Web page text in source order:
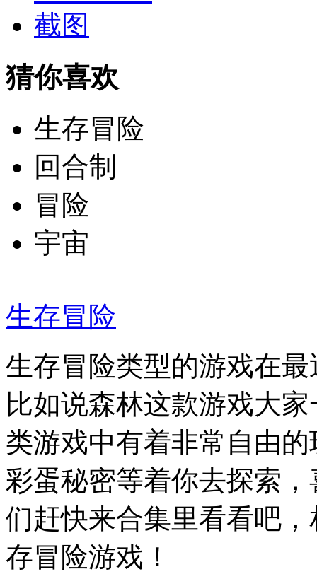
猜你喜欢
生存冒险
回合制
冒险
宇宙
生存冒险
生存冒险类型的游戏在
比如说森林这款游戏大
类游戏中有着非常自由
彩蛋秘密等着你去探索
们赶快来合集里看看吧
存冒险游戏！